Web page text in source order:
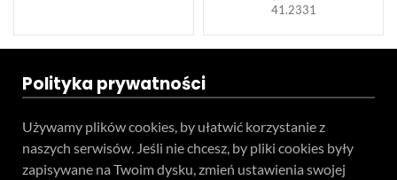
41.2331
Polityka prywatności
Używamy plików cookies, by ułatwić korzystanie z
naszych serwisów. Jeśli nie chcesz, by pliki cookies były
zapisywane na Twoim dysku, zmień ustawienia swojej